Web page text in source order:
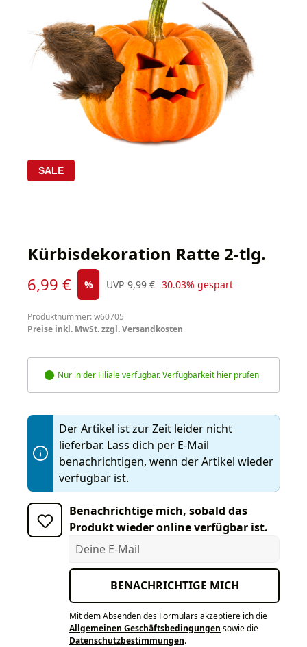
SALE
Kürbisdekoration Ratte 2-tlg.
Verkaufspreis:
6,99 € % UVP
Regulärer Preis:
9,99 € 30.03% gespart
Produktnummer: w60705
Preise inkl. MwSt. zzgl. Versandkosten
Nur in der Filiale verfügbar. Verfügbarkeit hier prüfen
Der Artikel ist zur Zeit leider nicht
lieferbar. Lass dich per E-Mail
benachrichtigen, wenn der Artikel wieder
verfügbar ist.
Benachrichtige mich, sobald das
Produkt wieder online verfügbar ist.
Deine E-Mail
BENACHRICHTIGE MICH
Mit dem Absenden des Formulars akzeptiere ich die
Allgemeinen Geschäftsbedingungen sowie die
Datenschutzbestimmungen.